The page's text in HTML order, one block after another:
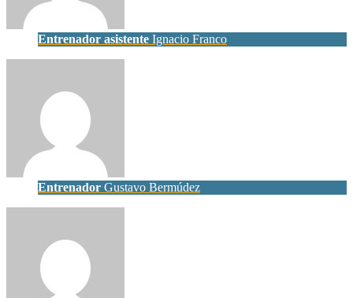
Entrenador asistente Ignacio Franco
Entrenador Gustavo Bermúdez